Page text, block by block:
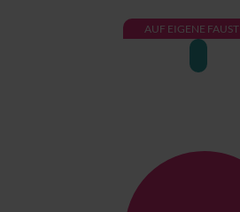
AUF EIGENE FAUST